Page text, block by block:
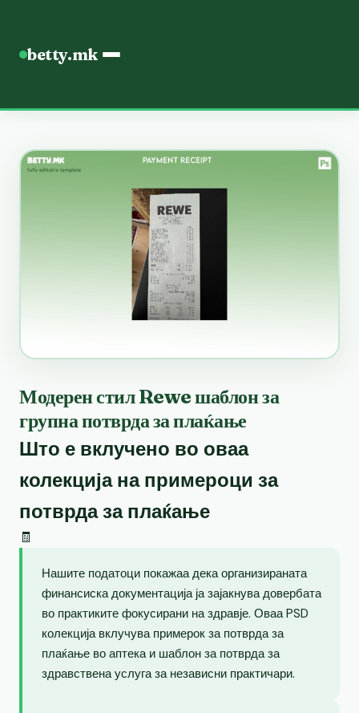
betty.mk
Модерен стил Rewe шаблон за
групна потврда за плаќање
Што е вклучено во оваа
колекција на примероци за
потврда за плаќање
🧾
Нашите податоци покажаа дека организираната
финансиска документација ја зајакнува довербата
во практиките фокусирани на здравје. Оваа PSD
колекција вклучува примерок за потврда за
плаќање во аптека и шаблон за потврда за
здравствена услуга за независни практичари.